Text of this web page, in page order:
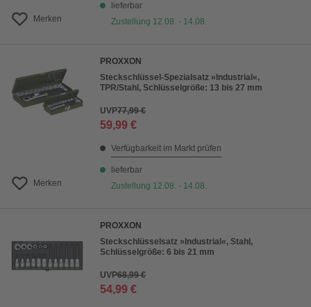
Merken
lieferbar
Zustellung 12.08. - 14.08.
Merken
PROXXON
Steckschlüssel-Spezialsatz »Industrial«,
TPR/Stahl, Schlüsselgröße: 13 bis 27 mm
UVP77,99 €
59,99 €
Verfügbarkeit im Markt prüfen
lieferbar
Zustellung 12.08. - 14.08.
PROXXON
Steckschlüsselsatz »Industrial«, Stahl,
Schlüsselgröße: 6 bis 21 mm
UVP68,99 €
54,99 €